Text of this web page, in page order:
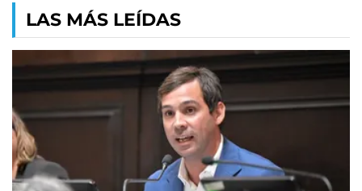
LAS MÁS LEÍDAS